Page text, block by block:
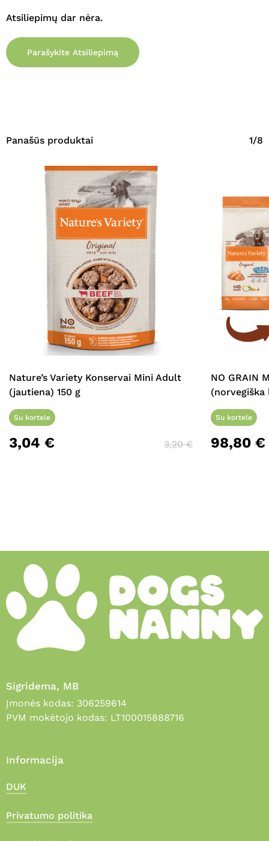
Atsiliepimų dar nėra.
Parašykite Atsiliepimą
Panašūs produktai 1/8
Nature’s Variety Konservai Mini Adult
(jautiena) 150 g
Su kortele
3,04 € 3,20€
NO GRAIN
(norvegiška
Su kortele
98,80 €
Sigridema, MB
Įmonės kodas: 306259614
PVM mokėtojo kodas: LT100015888716
Informacija
DUK
Privatumo politika